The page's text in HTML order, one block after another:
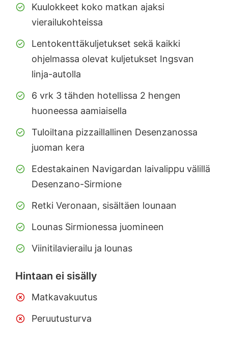
Kuulokkeet koko matkan ajaksi
vierailukohteissa
Lentokenttäkuljetukset sekä kaikki
ohjelmassa olevat kuljetukset Ingsvan
linja-autolla
6 vrk 3 tähden hotellissa 2 hengen
huoneessa aamiaisella
Tuloiltana pizzaillallinen Desenzanossa
juoman kera
Edestakainen Navigardan laivalippu välillä
Desenzano-Sirmione
Retki Veronaan, sisältäen lounaan
Lounas Sirmionessa juomineen
Viinitilavierailu ja lounas
Hintaan ei sisälly
Matkavakuutus
Peruutusturva